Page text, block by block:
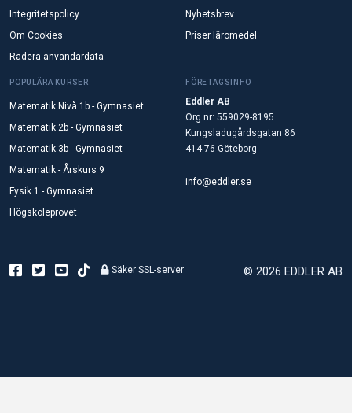
Integritetspolicy
Om Cookies
Radera användardata
Nyhetsbrev
Priser läromedel
POPULÄRA KURSER
Matematik Nivå 1b - Gymnasiet
Matematik 2b - Gymnasiet
Matematik 3b - Gymnasiet
Matematik - Årskurs 9
Fysik 1 - Gymnasiet
Högskoleprovet
FÖRETAGSINFO
Eddler AB
Org.nr: 559029-8195
Kungsladugårdsgatan 86
414 76 Göteborg
info@eddler.se
© 2026 EDDLER AB
Säker SSL-server